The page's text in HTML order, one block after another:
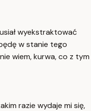
wyekstraktować
w stanie tego
wiem, kurwa, co z tym
razie wydaje mi się,